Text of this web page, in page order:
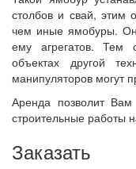
столбов и свай, этим
чем иные ямобуры.
ему агрегатов.
объектах другой
манипуляторов могут
Аренда позволит Вам
строительные работы
Заказать